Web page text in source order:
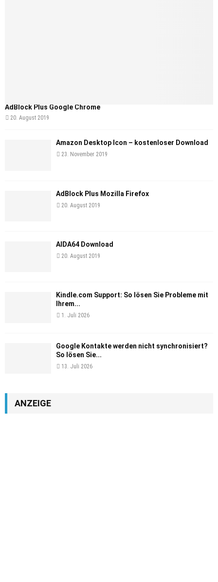
AdBlock Plus Google Chrome
20. August 2019
Amazon Desktop Icon – kostenloser Download
23. November 2019
AdBlock Plus Mozilla Firefox
20. August 2019
AIDA64 Download
20. August 2019
Kindle.com Support: So lösen Sie Probleme mit
Ihrem...
1. Juli 2026
Google Kontakte werden nicht synchronisiert?
So lösen Sie...
13. Juli 2026
ANZEIGE